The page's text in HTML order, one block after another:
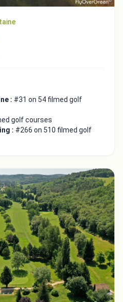
: #31 on 54 filmed golf
golf courses
: #266 on 510 filmed golf